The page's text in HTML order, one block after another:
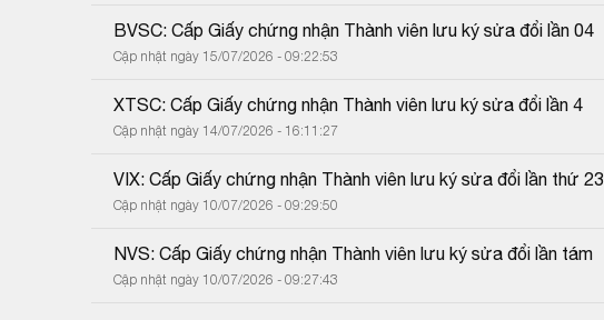
BVSC: Cấp Giấy chứng nhận Thành viên lưu ký sửa đổi lần 04
Cập nhật ngày 15/07/2026 - 09:22:53
XTSC: Cấp Giấy chứng nhận Thành viên lưu ký sửa đổi lần 4
Cập nhật ngày 14/07/2026 - 16:11:27
VIX: Cấp Giấy chứng nhận Thành viên lưu ký sửa đổi lần thứ 23
Cập nhật ngày 10/07/2026 - 09:29:50
NVS: Cấp Giấy chứng nhận Thành viên lưu ký sửa đổi lần tám
Cập nhật ngày 10/07/2026 - 09:27:43